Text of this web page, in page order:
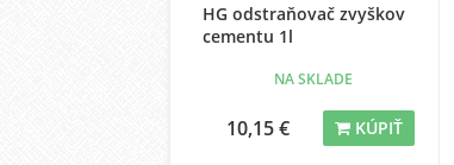
HG odstraňovač zvyškov
cementu 1l
NA SKLADE
10,15 € KÚPIŤ